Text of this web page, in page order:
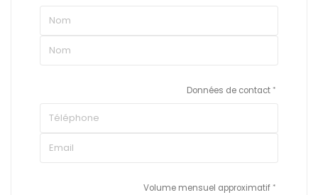
Données de contact
Volume mensuel approximatif